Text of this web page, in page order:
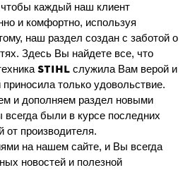
каждый наш клиент
и комфортно, используя
наш раздел создан с заботой о
Здесь Вы найдете все, что
STIHL служила Вам верой и
только удовольствие.
и дополняем раздел новыми
были в курсе последних
от производителя.
на нашем сайте, и Вы всегда
новостей и полезной